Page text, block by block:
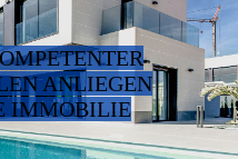
ANLIEGEN
IMMOBILIE